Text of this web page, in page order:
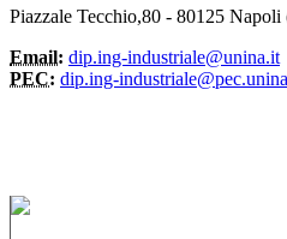
Piazzale Tecchio,80 - 80125 Napoli
Email: dip.ing-industriale@unina.it
PEC: dip.ing-